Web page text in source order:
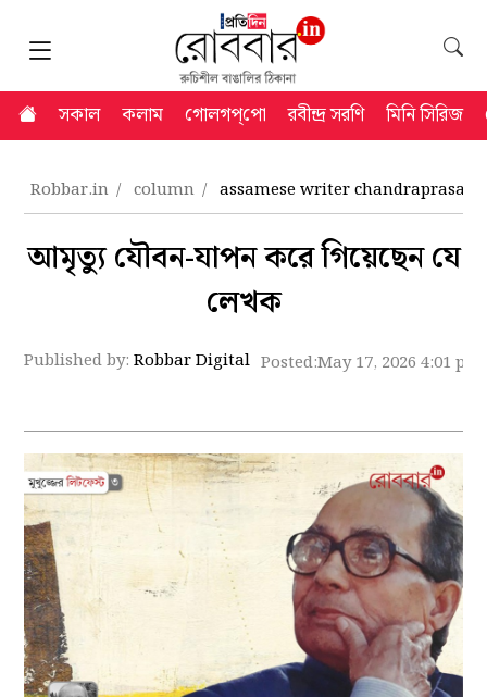
সকাল কলাম গোলগপ্‌পো রবীন্দ্র সরণি মিনি সিরিজ
Robbar.in column assamese writer
আমৃত্যু যৌবন-যাপন করে গিয়েছেন যে
লেখক
Published by:Robbar Digital Posted:May 17, 2026 4:01 pm